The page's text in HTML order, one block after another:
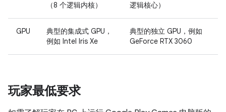
（8 个逻辑内核）
逻辑核心）
GPU
典型的集成式 GPU，
例如 Intel Iris Xe
典型的独立 GPU，例如
GeForce RTX 3060
玩家最低要求